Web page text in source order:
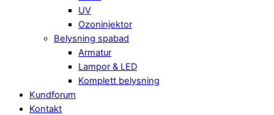
UV
Ozoninjektor
Belysning spabad
Armatur
Lampor & LED
Komplett belysning
Kundforum
Kontakt